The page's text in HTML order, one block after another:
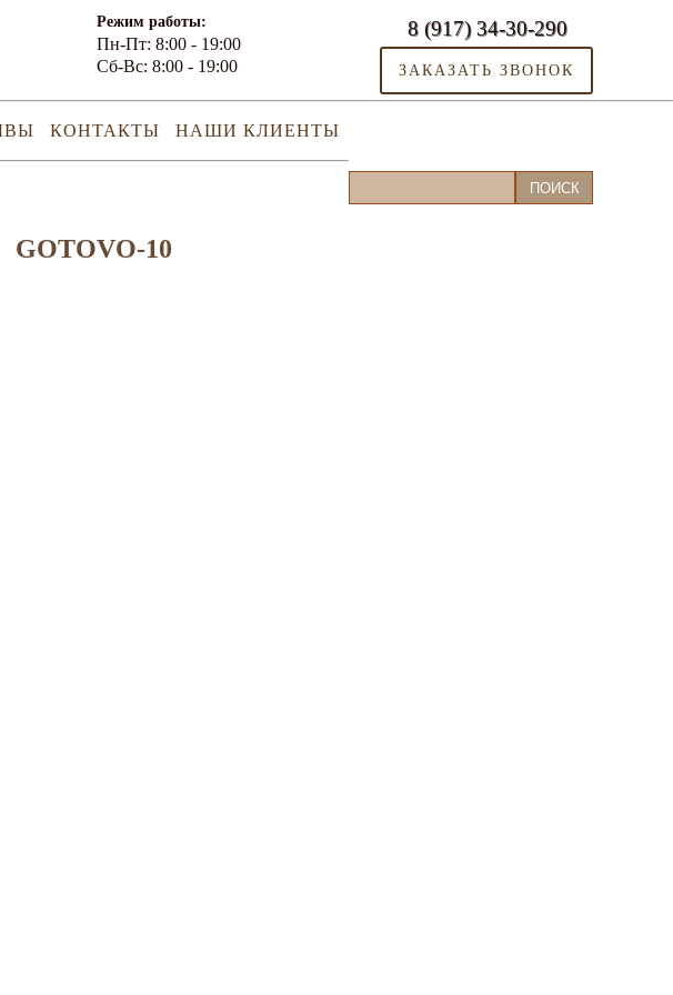
Режим работы:
Пн-Пт: 8:00 - 19:00
Сб-Вс: 8:00 - 19:00
8 (917) 34-30-290
ЗАКАЗАТЬ ЗВОНОК
КОНТАКТЫ НАШИ КЛИЕНТЫ
GOTOVO-10